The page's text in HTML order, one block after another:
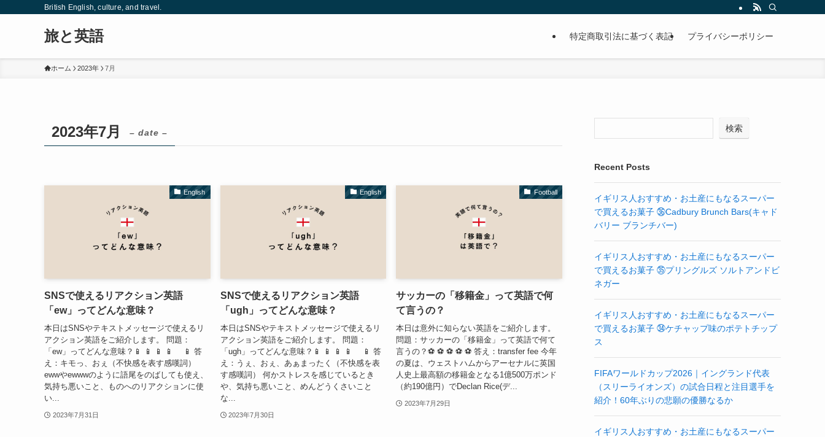
British English, culture, and travel.
旅と英語 特定商取引法に基づく表記 プライバシーポリシー
ホーム 2023年 7月
2023年7月 – date –
English
SNSで使えるリアクション英語
「ew」ってどんな意味？
本日はSNSやテキストメッセージで使えるリ
アクション英語をご紹介します。 問題：
「ew」ってどんな意味？📱 📱 📱 📱 📱 答
え：キモっ、おぇ（不快感を表す感嘆詞）
ewwやewwwのように語尾をのばしても使え、
気持ち悪いこと、ものへのリアクションに使
い...
2023年7月31日
English
SNSで使えるリアクション英語
「ugh」ってどんな意味？
本日はSNSやテキストメッセージで使えるリ
アクション英語をご紹介します。 問題：
「ugh」ってどんな意味？📱 📱 📱 📱 📱 答
え：うぇ、おぇ、あぁまったく（不快感を表
す感嘆詞） 何かストレスを感じているとき
や、気持ち悪いこと、めんどうくさいこと
な...
2023年7月30日
Football
サッカーの「移籍金」って英語で何
て言うの？
本日は意外に知らない英語をご紹介します。
問題：サッカーの「移籍金」って英語で何て
言うの？⚽ ⚽ ⚽ ⚽ ⚽ 答え：transfer fee 今年
の夏は、ウェストハムからアーセナルに英国
人史上最高額の移籍金となる1億500万ポンド
（約190億円）でDeclan Rice(デ...
2023年7月29日
検索
Recent Posts
イギリス人おすすめ・お土産にもなるスーパー
で買えるお菓子 ㊱Cadbury Brunch Bars(キャド
バリー ブランチバー)
イギリス人おすすめ・お土産にもなるスーパー
で買えるお菓子 ㉟プリングルズ ソルトアンドビ
ネガー
イギリス人おすすめ・お土産にもなるスーパー
で買えるお菓子 ㉞ケチャップ味のポテトチップ
ス
FIFAワールドカップ2026｜イングランド代表
（スリーライオンズ）の試合日程と注目選手を
紹介！60年ぶりの悲願の優勝なるか
イギリス人おすすめ・お土産にもなるスーパー